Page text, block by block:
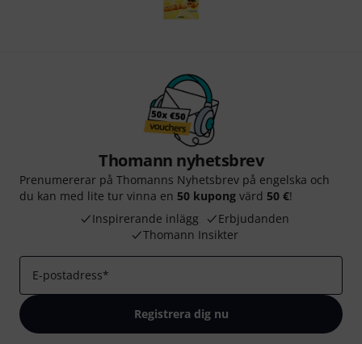
Thomann nyhetsbrev
Prenumererar på Thomanns Nyhetsbrev på engelska och
du kan med lite tur vinna en 50 kupong värd 50 €!
Inspirerande inlägg
Erbjudanden
Thomann Insikter
E-postadress*
Registrera dig nu